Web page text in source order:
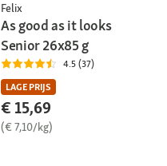
Felix
As good as it looks
Senior 26x85 g
4.5 (37)
LAGE PRIJS
€ 15,69
(€ 7,10/kg)